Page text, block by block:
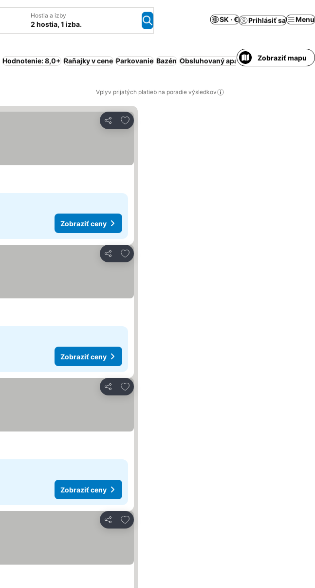
Hostia a izby
2 hostia, 1 izba.
SK · € Prihlásiť sa Menu
Hodnotenie: 8,0+ Raňajky v cene Parkovanie Bazén Obsluhovaný apartmán Klimatizácia
Zobraziť mapu
Vplyv prijatých platieb na poradie výsledkov
Zdieľať
Pridať do obľúbených
Zobraziť ceny
Zdieľať
Pridať do obľúbených
Zobraziť ceny
Zdieľať
Pridať do obľúbených
Zobraziť ceny
Zdieľať
Pridať do obľúbených